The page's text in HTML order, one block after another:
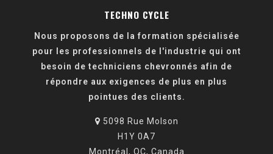
TECHNO CYCLE
Nous proposons de la formation spécialisée
pour les professionnels de l'industrie qui ont
besoin de techniciens chevronnés afin de
répondre aux exigences de plus en plus
pointues des clients.
5098 Rue Molson
H1Y 0A7
Montréal, QC, Canada